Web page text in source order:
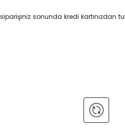
sonunda kredi kartınızdan